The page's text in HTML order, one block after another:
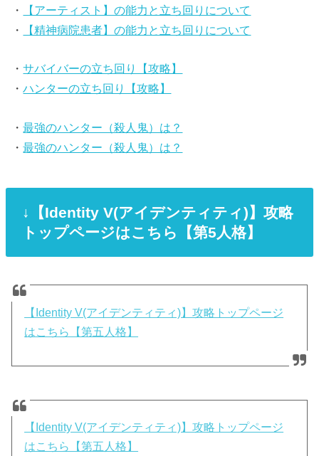
・
【アーティスト】の能力と立ち回りについて
・
【精神病院患者】の能力と立ち回りについて
・サバイバーの立ち回り【攻略】
・ハンターの立ち回り【攻略】
・最強のハンター（殺人鬼）は？
・最強のハンター（殺人鬼）は？
↓【Identity V(アイデンティティ)】攻略
トップページはこちら【第5人格】
【Identity V(アイデンティティ)】攻略トップページ
はこちら【第五人格】
【Identity V(アイデンティティ)】攻略トップページ
はこちら【第五人格】